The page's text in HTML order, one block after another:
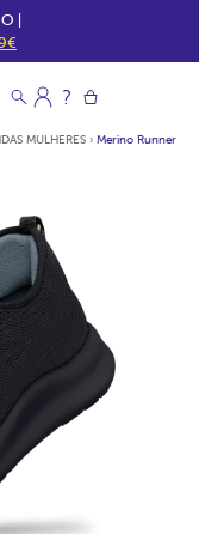
|
MULHERES › Merino Runner